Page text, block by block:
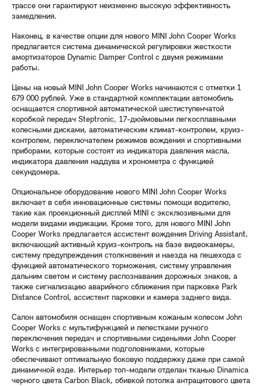
трассе они гарантируют неизменно высокую эффективность
замедления.
Наконец, в качестве опции для нового MINI John Cooper Works
предлагается система динамической регулировки жесткости
амортизаторов Dynamic Damper Control с двумя режимами
работы.
Цены на новый MINI John Cooper Works начинаются с отметки 1
679 000 рублей. Уже в стандартной комплектации автомобиль
оснащается спортивной автоматической шестиступенчатой
коробкой передач Steptronic, 17-дюймовыми легкосплавными
колесными дисками, автоматическим климат-контролем, круиз-
контролем, переключателем режимов вождения и спортивными
приборами, которые состоят из индикатора давления масла,
индикатора давления наддува и хронометра с функцией
секундомера.
Опциональное оборудование нового MINI John Cooper Works
включает в себя инновационные системы помощи водителю,
такие как проекционный дисплей MINI с эксклюзивными для
модели видами индикации. Кроме того, для нового MINI John
Cooper Works предлагается ассистент вождения Driving Assistant,
включающий активный круиз-контроль на базе видеокамеры,
систему предупреждения столкновения и наезда на пешехода с
функцией автоматического торможения, систему управления
дальним светом и систему распознавания дорожных знаков, а
также сигнализацию аварийного сближения при парковке Park
Distance Control, ассистент парковки и камера заднего вида.
Салон автомобиля оснащен спортивным кожаным колесом John
Cooper Works с мультифункцией и лепестками ручного
переключения передач и спортивными сиденьями John Cooper
Works с интегрированными подголовниками, которые
обеспечивают оптимальную боковую поддержку даже при самой
динамичной езде. Интерьер топ-модели отделан тканью Dinamica
черного цвета Carbon Black, обивкой потолка антрацитового цвета